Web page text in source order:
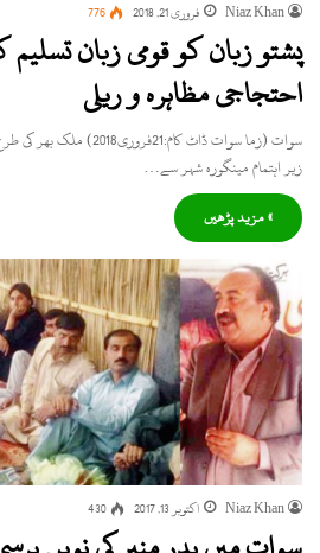
Niaz Khan فروری 21, 2018 776
پشتو زبان کو قومی زبان
احتجاجی مظاہرہ و ریلی
سوات (زما سوات ڈاٹ
زیر اہتمام مینگورہ شہر سے…
» مزید پڑھیں
Niaz Khan اکتوبر 13, 2017 430